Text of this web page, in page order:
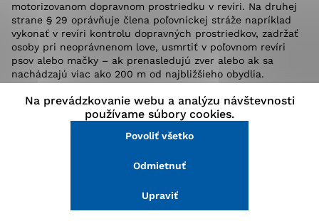
motorizovanom dopravnom prostriedku v revíri. Na druhej
strane § 29 oprávňuje člena poľovníckej stráže napríklad
vykonať v revíri kontrolu dopravných prostriedkov, zadržať
osoby pri neoprávnenom love, usmrtiť v poľovnom revíri
psov alebo mačky – ak prenasledujú zver alebo ak sa
nachádzajú viac ako 200 m od najbližšieho obydlia.
Člen poľovníckej stráže je oprávnený použiť donucovacie
prostriedky, aby zabránil porušovaniu zákona a zaistil
bezpečnosť. V súvislosti s novým zákonom sme oslovili
všetkých subjektov, ktorých sa týka. Je ťažké hodnotiť,
Na prevádzkovanie webu a analýzu návštevnosti
používame súbory cookies.
Povoliť všetko
Odmietnuť
Upraviť
Analytické cookies pomáhajú prevádzkovateľovi stránok
pochopiť, ako návštevníci stránok stránku používajú,
aby mohol stránky optimalizovať a ponúknuť im lepšiu
skúsenosť. Všetky dáta sa zbierajú anonymne a nie je
možné ich spojiť s konkrétnou osobou.
Povoliť všetko
Uložiť nastavenia
Viac informácií